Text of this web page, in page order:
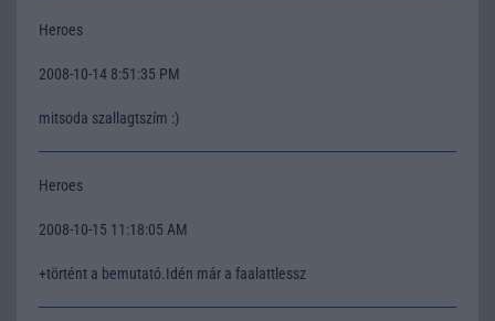
Heroes
2008-10-14 8:51:35 PM
mitsoda szallagtszím :)
Heroes
2008-10-15 11:18:05 AM
+történt a bemutató.Idén már a faalattlessz